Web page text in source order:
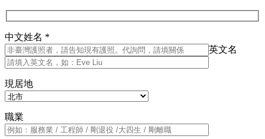
中文姓名 *
英文名
現居地
職業